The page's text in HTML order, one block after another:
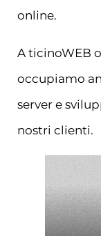
online.
A ticinoWEB
occupiamo
server e
nostri clienti.